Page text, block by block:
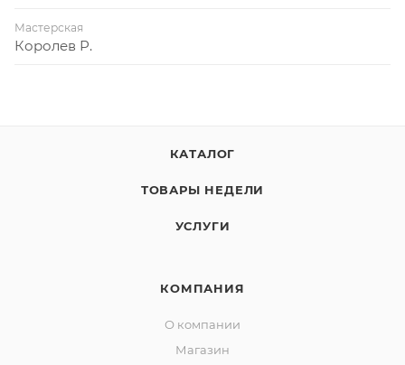
Мастерская
Королев Р.
КАТАЛОГ
ТОВАРЫ НЕДЕЛИ
УСЛУГИ
КОМПАНИЯ
О компании
Магазин